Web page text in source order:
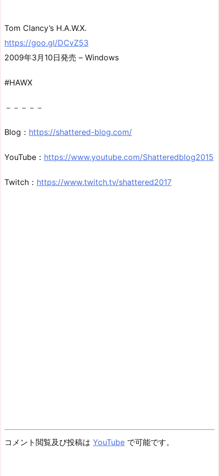
Tom Clancy’s H.A.W.X.
https://goo.gl/DCvZ53
2009年3月10日発売 – Windows
#HAWX
－－－－－
Blog： https://shattered-blog.com/
YouTube： https://www.youtube.com/Shatteredblog2015
Twitch： https://www.twitch.tv/shattered2017
コメント閲覧及び投稿は YouTube で可能です。